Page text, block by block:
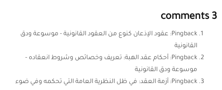
3 comments
Pingback: عقود الإذعان كنوع من العقود القانونية - موسوعة ودق
القانونية
Pingback: أحكام عقد الهبة: تعريف وخصائص وشروط انعقاده -
موسوعة ودق القانونية
Pingback: أزمة العقد: في ظل النظرية العامة التي تحكمه وفي ضوء